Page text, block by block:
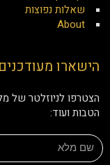
שאלות נפוצות
About
הישארו מעודכנים
הצטרפו לניוזלטר של
הטבות ועוד: